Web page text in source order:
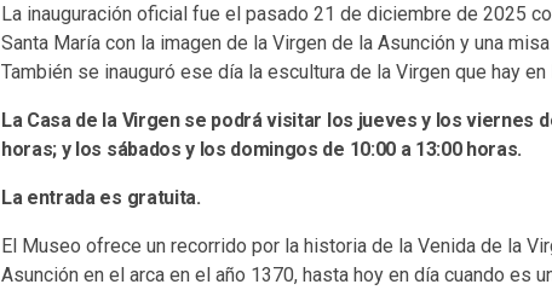
La inauguración oficial fue el pasado 21 de diciembre de 2025
Santa María con la imagen de la Virgen de la Asunción y una
También se inauguró ese día la escultura de la Virgen que hay
La Casa de la Virgen se podrá visitar los jueves y los viernes
horas; y los sábados y los domingos de 10:00 a 13:00 horas.
La entrada es gratuita.
El Museo ofrece un recorrido por la historia de la Venida de la
Asunción en el arca en el año 1370, hasta hoy en día cuando es